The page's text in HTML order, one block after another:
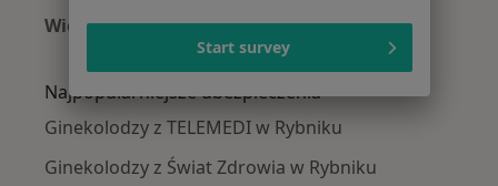
Więcej (15)
Więcej w kategorii: Najczęście leczone
Najpopularniejsze ubezpieczenia
Ginekolodzy z TELEMEDI w Rybniku
Ginekolodzy z Świat Zdrowia w Rybniku
Start survey